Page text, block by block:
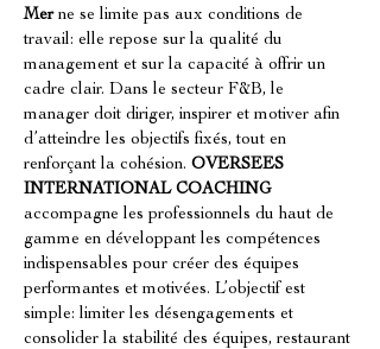
Mer ne se limite pas aux conditions de
travail: elle repose sur la qualité du
management et sur la capacité à offrir un
cadre clair. Dans le secteur F&B, le
manager doit diriger, inspirer et motiver afin
d’atteindre les objectifs fixés, tout en
renforçant la cohésion. OVERSEES
INTERNATIONAL COACHING
accompagne les professionnels du haut de
gamme en développant les compétences
indispensables pour créer des équipes
performantes et motivées. L’objectif est
simple: limiter les désengagements et
consolider la stabilité des équipes, restaurant